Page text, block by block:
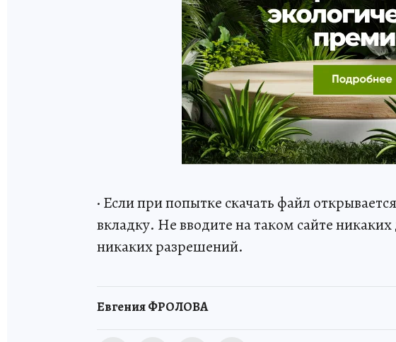
· Если при попытке скачать файл
вкладку. Не вводите на таком сайте
никаких разрешений.
Евгения ФРОЛОВА